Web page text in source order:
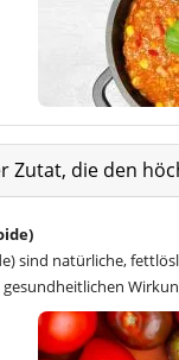
Zutat, die den
sind natürliche,